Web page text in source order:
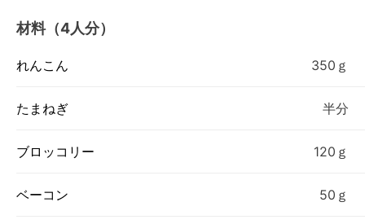
材料（4人分）
れんこん 350ｇ
たまねぎ 半分
ブロッコリー 120ｇ
ベーコン 50ｇ